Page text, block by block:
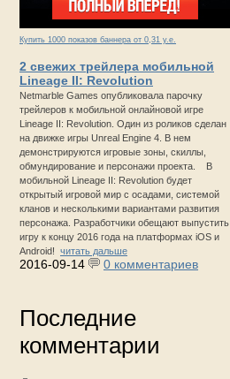
Купить 1000 показов баннера от 0,31 у.е.
2 свежих трейлера мобильной
Lineage II: Revolution
Netmarble Games опубликовала парочку
трейлеров к мобильной онлайновой игре
Lineage II: Revolution. Один из роликов сделан
на движке игры Unreal Engine 4. В нем
демонстрируются игровые зоны, скиллы,
обмундирование и персонажи проекта. В
мобильной Lineage II: Revolution будет
открытый игровой мир с осадами, системой
кланов и несколькими вариантами развития
персонажа. Разработчики обещают выпустить
игру к концу 2016 года на платформах iOS и
Android! читать дальше
2016-09-14 0 комментариев
Последние
комментарии